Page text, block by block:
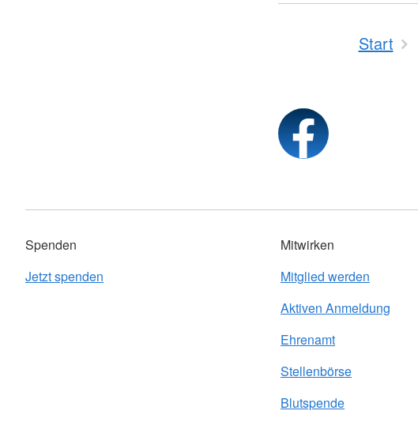
Start
Spenden
Jetzt spenden
Mitwirken
Mitglied werden
Aktiven Anmeldung
Ehrenamt
Stellenbörse
Blutspende